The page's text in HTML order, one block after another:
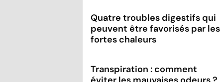
Quatre troubles digestifs qui
peuvent être favorisés par les
fortes chaleurs
Transpiration : comment